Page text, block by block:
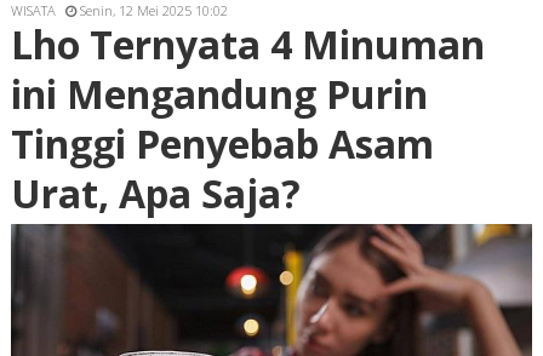
WISATA Senin, 12 Mei 2025 10:02
Lho Ternyata 4 Minuman
ini Mengandung Purin
Tinggi Penyebab Asam
Urat, Apa Saja?